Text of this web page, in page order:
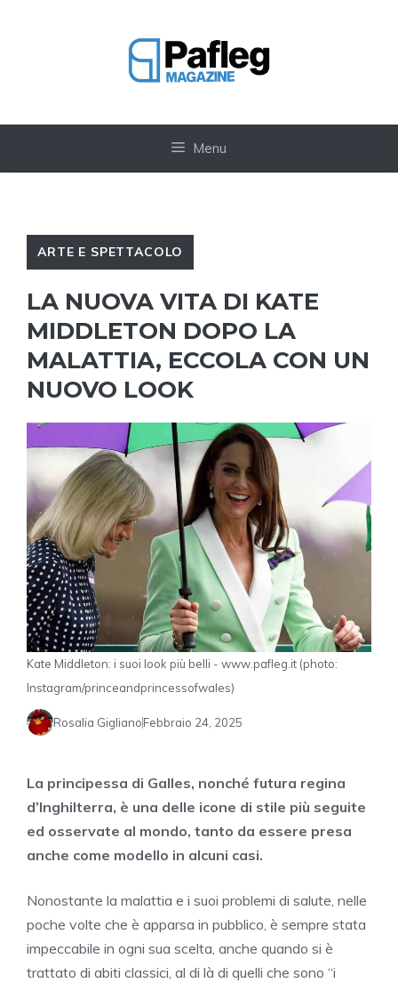
Menu
ARTE E SPETTACOLO
LA NUOVA VITA DI KATE
MIDDLETON DOPO LA
MALATTIA, ECCOLA CON UN
NUOVO LOOK
Kate Middleton: i suoi look più belli - www.pafleg.it (photo:
Instagram/princeandprincessofwales)
Rosalia GiglianoFebbraio 24, 2025
La principessa di Galles, nonché futura regina
d’Inghilterra, è una delle icone di stile più seguite
ed osservate al mondo, tanto da essere presa
anche come modello in alcuni casi.
Nonostante la malattia e i suoi problemi di salute, nelle
poche volte che è apparsa in pubblico, è sempre stata
impeccabile in ogni sua scelta, anche quando si è
trattato di abiti classici, al di là di quelli che sono “i